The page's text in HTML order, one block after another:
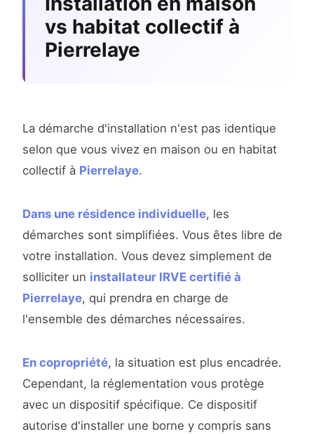
vs habitat collectif à
Pierrelaye
La démarche d'installation n'est pas identique
selon que vous vivez en maison ou en habitat
collectif à Pierrelaye.
Dans une résidence individuelle, les
démarches sont simplifiées. Vous êtes libre de
votre installation. Vous devez simplement de
solliciter un installateur IRVE certifié à
Pierrelaye, qui prendra en charge de
l'ensemble des démarches nécessaires.
En copropriété, la situation est plus encadrée.
Cependant, la réglementation vous protège
avec un dispositif spécifique. Ce dispositif
autorise d'installer une borne y compris sans